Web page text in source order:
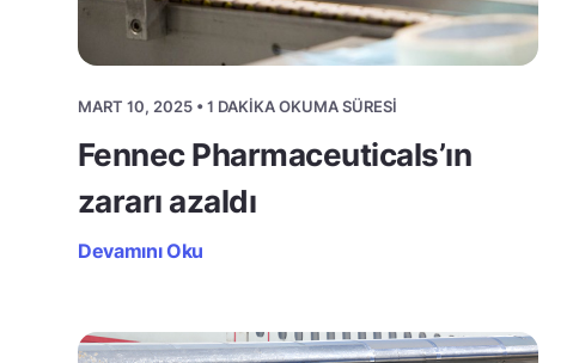
MART 10, 2025 • 1 DAKIKA OKUMA SÜRESI
Fennec Pharmaceuticals’ın
zararı azaldı
Devamını Oku